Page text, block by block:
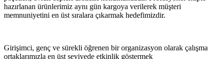
hazırlanan ürünlerimiz aynı gün kargoya verilerek müşteri
memnuniyetini en üst sıralara çıkarmak hedefimizdir.
Girişimci, genç ve sürekli öğrenen bir organizasyon olarak çalışma
ortaklarımızla en üst seviyede etkinlik göstermek